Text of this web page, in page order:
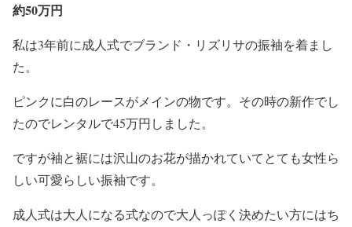
約50万円
私は3年前に成人式でブランド・リズリサの振袖を着まし
た。
ピンクに白のレースがメインの物です。その時の新作でし
たのでレンタルで45万円しました。
ですが袖と裾には沢山のお花が描かれていてとても女性ら
しい可愛らしい振袖です。
成人式は大人になる式なので大人っぽく決めたい方にはち